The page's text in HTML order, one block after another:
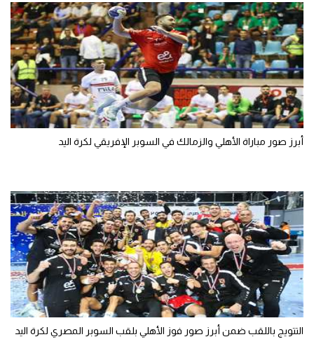
أبرز صور مباراة الأهلي والزمالك في السوبر الإفريقي لكرة اليد
التتويج باللقب ضمن أبرز صور فوز الأهلي بلقب السوبر المصري لكرة اليد